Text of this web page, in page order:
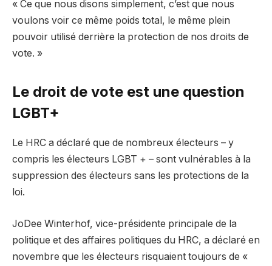
« Ce que nous disons simplement, c’est que nous
voulons voir ce même poids total, le même plein
pouvoir utilisé derrière la protection de nos droits de
vote. »
Le droit de vote est une question
LGBT+
Le HRC a déclaré que de nombreux électeurs – y
compris les électeurs LGBT + – sont vulnérables à la
suppression des électeurs sans les protections de la
loi.
JoDee Winterhof, vice-présidente principale de la
politique et des affaires politiques du HRC, a déclaré en
novembre que les électeurs risquaient toujours de «